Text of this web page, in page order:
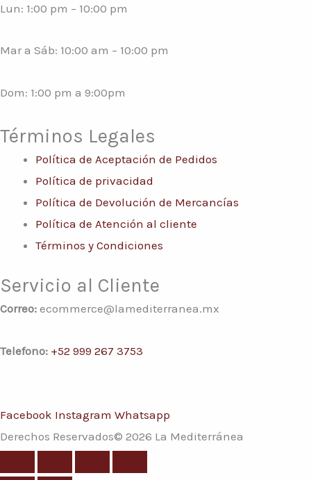
Lun: 1:00 pm – 10:00 pm
Mar a Sáb: 10:00 am – 10:00 pm
Dom: 1:00 pm a 9:00pm
Términos Legales
Política de Aceptación de Pedidos
Política de privacidad
Política de Devolución de Mercancías
Política de Atención al cliente
Términos y Condiciones
Servicio al Cliente
Correo: ecommerce@lamediterranea.mx
Telefono: +52 999 267 3753
Facebook Instagram Whatsapp
Derechos Reservados© 2026 La Mediterránea